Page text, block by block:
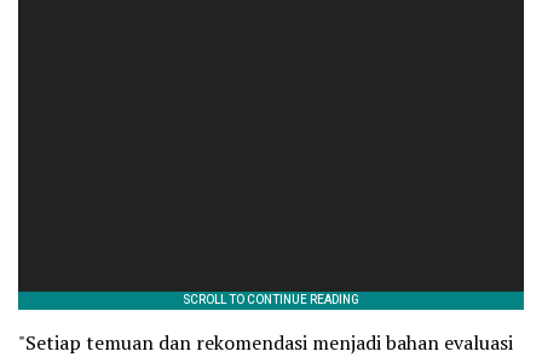
"Setiap temuan dan rekomendasi menjadi bahan evaluasi